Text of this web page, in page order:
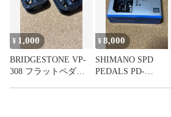
¥ 1,000
BRIDGESTONE VP-
308 フラットペダル
¥8,000
SHIMANO SPD
PEDALS PD-